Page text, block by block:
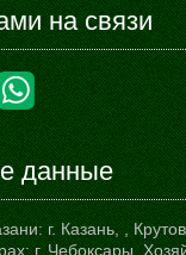
на связи
данные
г. Казань,,
г. Чебоксары,